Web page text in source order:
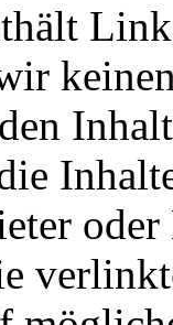
oder